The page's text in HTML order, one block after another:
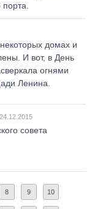
домах и
И вот, в День
огнями
Ленина.
24.12.2015
совета
8 9 10